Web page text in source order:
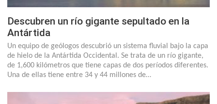
Descubren un río gigante sepultado en la
Antártida
Un equipo de geólogos descubrió un sistema fluvial bajo la capa
de hielo de la Antártida Occidental. Se trata de un río gigante,
de 1,600 kilómetros que tiene capas de dos períodos diferentes.
Una de ellas tiene entre 34 y 44 millones de…